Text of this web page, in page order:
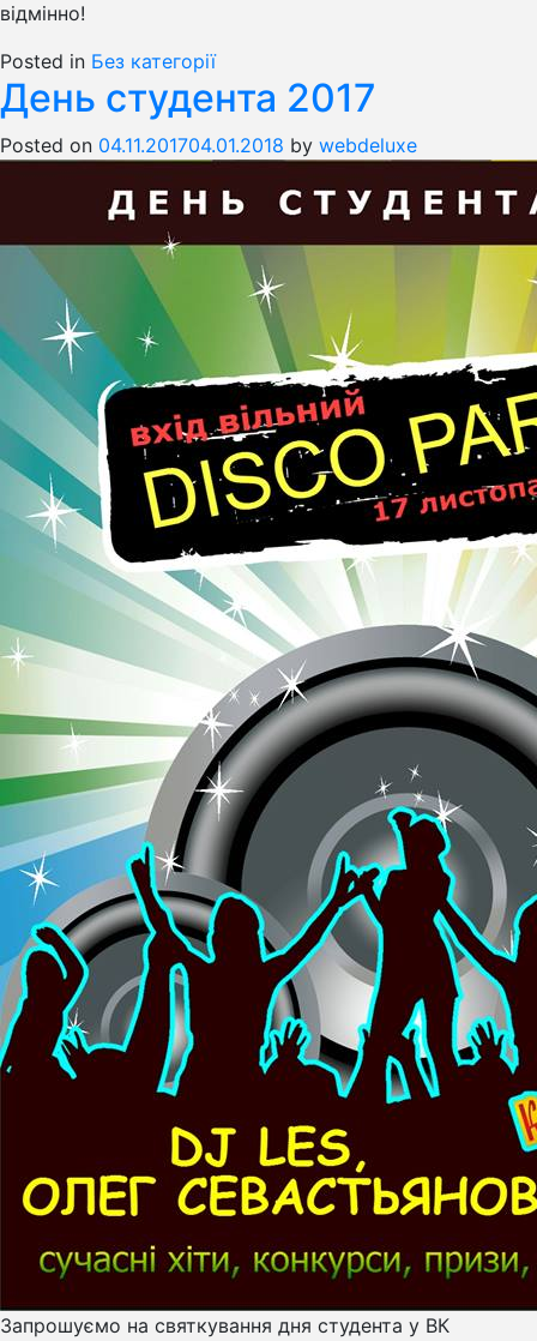
відмінно!
Posted in Без категорії
День студента 2017
Posted on 04.11.201704.01.2018 by webdeluxe
Запрошуємо на святкування дня студента у ВК